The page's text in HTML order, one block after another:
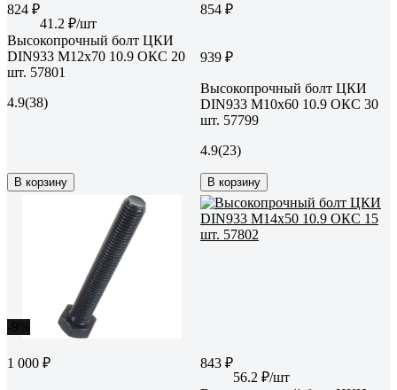
824 ₽
41.2 ₽/шт
Высокопрочный болт ЦКИ
DIN933 М12х70 10.9 ОКС 20
шт. 57801
4.9(38)
В корзину
854 ₽
939 ₽
Высокопрочный болт ЦКИ
DIN933 М10х60 10.9 ОКС 30
шт. 57799
4.9(23)
В корзину
1 000 ₽
843 ₽
56.2 ₽/шт